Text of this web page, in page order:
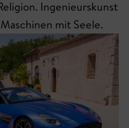
Ingenieurskunst
mit Seele.